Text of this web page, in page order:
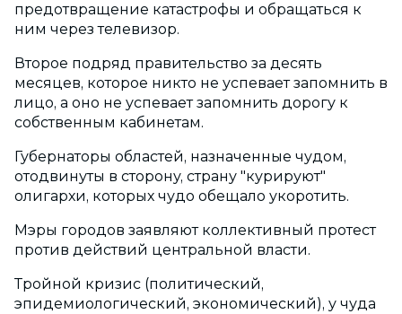
предотвращение катастрофы и обращаться к
ним через телевизор.
Второе подряд правительство за десять
месяцев, которое никто не успевает запомнить в
лицо, а оно не успевает запомнить дорогу к
собственным кабинетам.
Губернаторы областей, назначенные чудом,
отодвинуты в сторону, страну "курируют"
олигархи, которых чудо обещало укоротить.
Мэры городов заявляют коллективный протест
против действий центральной власти.
Тройной кризис (политический,
эпидемиологический, экономический), у чуда